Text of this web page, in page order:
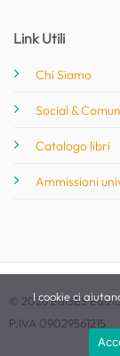
Link Utili
Chi Siamo
Social &
Catalogo libri
Ammissioni
© 2026 EdiSES
P.IVA 09029561215
I cookie ci